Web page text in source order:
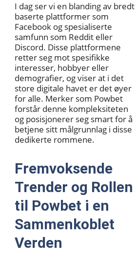
I dag ser vi en blanding av bredt
baserte plattformer som
Facebook og spesialiserte
samfunn som Reddit eller
Discord. Disse plattformene
retter seg mot spesifikke
interesser, hobbyer eller
demografier, og viser at i det
store digitale havet er det øyer
for alle. Merker som Powbet
forstår denne kompleksiteten
og posisjonerer seg smart for å
betjene sitt målgrunnlag i disse
dedikerte rommene.
Fremvoksende
Trender og Rollen
til Powbet i en
Sammenkoblet
Verden